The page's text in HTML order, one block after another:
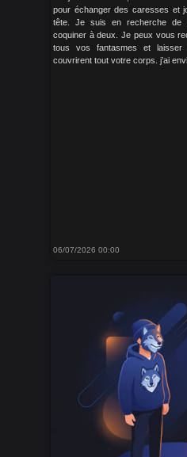
pour échanger des caresses et
tête. Je suis en recherche de
coquiner à deux. Je peux vous
tous vos fantasmes et
couvrirent tout votre corps. j’ai
06/07/2026 00:00